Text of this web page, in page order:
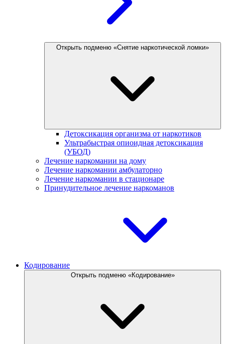
Открыть подменю «Снятие наркотической ломки»
Детоксикация организма от наркотиков
Ультрабыстрая опиоидная детоксикация
(УБОД)
Лечение наркомании на дому
Лечение наркомании амбулаторно
Лечение наркомании в стационаре
Принудительное лечение наркоманов
Кодирование
Открыть подменю «Кодирование»